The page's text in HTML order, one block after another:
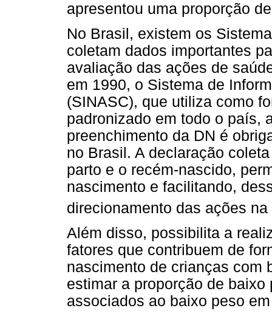
apresentou uma proporção
No Brasil, existem os
coletam dados importantes
avaliação das ações de
em 1990, o Sistema de
(SINASC), que utiliza como
padronizado em todo o país,
preenchimento da DN é
no Brasil. A declaração
parto e o recém-nascido,
nascimento e facilitando,
direcionamento das ações
Além disso, possibilita a
fatores que contribuem de
nascimento de crianças com
estimar a proporção de
associados ao baixo peso